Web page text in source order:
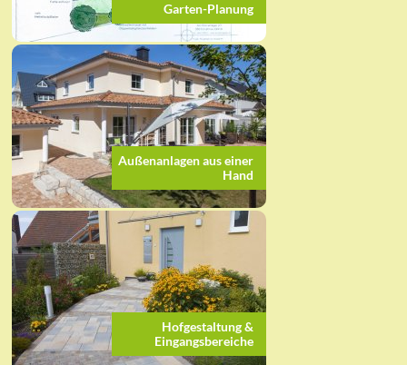
Garten-Planung
Außenanlagen aus einer
Hand
Hofgestaltung &
Eingangsbereiche